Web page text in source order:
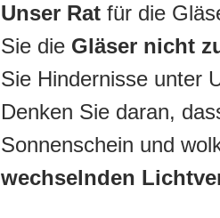
Unser Rat für die
Sie die Gläser nicht
Sie Hindernisse unter
Denken Sie daran,
Sonnenschein und
wechselnden